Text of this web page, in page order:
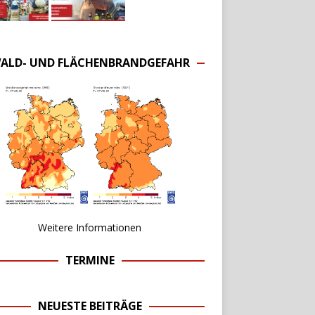
UND FLÄCHENBRANDGEFAHR
Weitere Informationen
TERMINE
NEUESTE BEITRÄGE